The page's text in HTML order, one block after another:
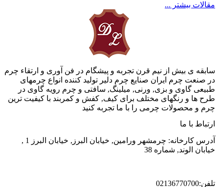
مقالات بیشتر ...
سابقه ی بیش از نیم قرن تجربه و پیشگام در فن آوری و ارتقاء چرم
در صنعت چرم ایران صنایع چرم دلیر تولید کننده انواع چرمهای
طبیعی گاوی و بزی, ورنی, میلینگ, سافتی و چرم رویه گاوی در
طرح ها و رنگهای مختلف برای کیف, کفش و کمربند با کیفیت ترین
چرم و محصولات چرمی را با ما تجربه کنید
ارتباط با ما
آدرس کارخانه: چرمشهر ورامین, خیابان البرز, خیابان البرز 1 ,
خیابان الوند, شماره 38
تلفن:02136770700